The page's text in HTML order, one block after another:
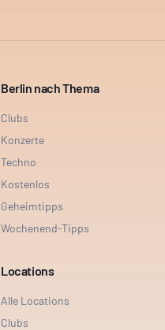
Berlin nach Thema
Clubs
Konzerte
Techno
Kostenlos
Geheimtipps
Wochenend-Tipps
Locations
Alle Locations
Clubs